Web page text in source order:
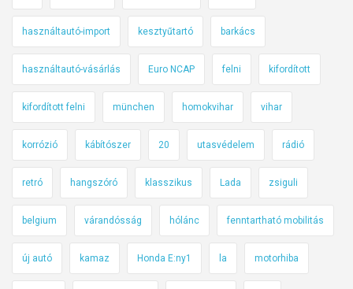
használtautó-import kesztyűtartó barkács
használtautó-vásárlás Euro NCAP felni kifordított
kifordított felni münchen homokvihar vihar
korrózió kábítószer 20 utasvédelem rádió
retró hangszóró klasszikus Lada zsiguli
belgium várandósság hólánc fenntartható mobilitás
új autó kamaz Honda E:ny1 la motorhiba